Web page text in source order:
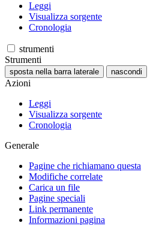
Leggi
Visualizza sorgente
Cronologia
strumenti
Strumenti
sposta nella barra laterale nascondi
Azioni
Leggi
Visualizza sorgente
Cronologia
Generale
Pagine che richiamano questa
Modifiche correlate
Carica un file
Pagine speciali
Link permanente
Informazioni pagina